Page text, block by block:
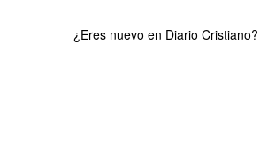
¿Eres nuevo en Diario Cristiano?